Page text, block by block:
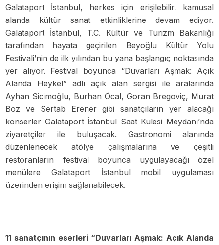
Galataport İstanbul, herkes için erişilebilir, kamusal
alanda kültür sanat etkinliklerine devam ediyor.
Galataport İstanbul, T.C. Kültür ve Turizm Bakanlığı
tarafından hayata geçirilen Beyoğlu Kültür Yolu
Festivali’nin de ilk yılından bu yana başlangıç noktasında
yer alıyor. Festival boyunca “Duvarları Aşmak: Açık
Alanda Heykel” adlı açık alan sergisi ile aralarında
Ayhan Sicimoğlu, Burhan Öcal, Goran Bregoviç, Murat
Boz ve Sertab Erener gibi sanatçıların yer alacağı
konserler Galataport İstanbul Saat Kulesi Meydanı’nda
ziyaretçiler ile buluşacak. Gastronomi alanında
düzenlenecek atölye çalışmalarına ve çeşitli
restoranların festival boyunca uygulayacağı özel
menülere Galataport İstanbul mobil uygulaması
üzerinden erişim sağlanabilecek.
11 sanatçının eserleri “Duvarları Aşmak: Açık Alanda